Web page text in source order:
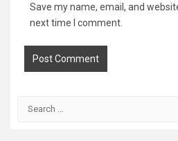
Save my name, email, and
next time I comment.